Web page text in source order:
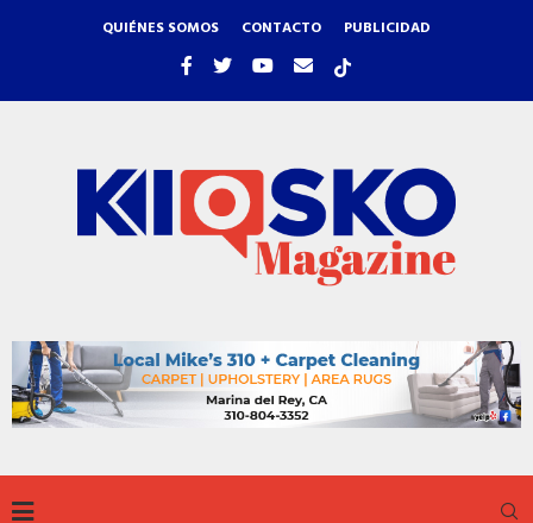
QUIÉNES SOMOS CONTACTO PUBLICIDAD